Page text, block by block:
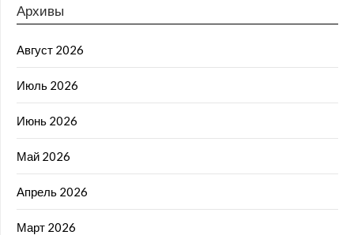
Архивы
Август 2026
Июль 2026
Июнь 2026
Май 2026
Апрель 2026
Март 2026